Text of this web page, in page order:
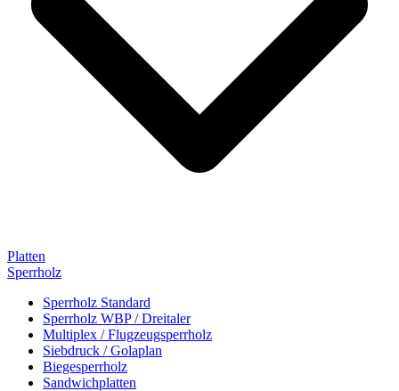
Platten
Sperrholz
Sperrholz Standard
Sperrholz WBP / Dreitaler
Multiplex / Flugzeugsperrholz
Siebdruck / Golaplan
Biegesperrholz
Sandwichplatten